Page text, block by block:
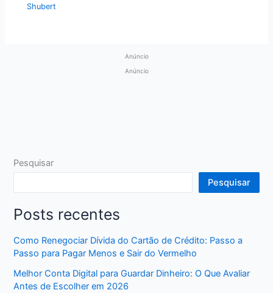
Shubert
Anúncio
Anúncio
Pesquisar
Pesquisar
Posts recentes
Como Renegociar Dívida do Cartão de Crédito: Passo a
Passo para Pagar Menos e Sair do Vermelho
Melhor Conta Digital para Guardar Dinheiro: O Que Avaliar
Antes de Escolher em 2026